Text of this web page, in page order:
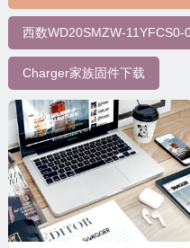
西数WD20SMZW-
Charger家族固件下载